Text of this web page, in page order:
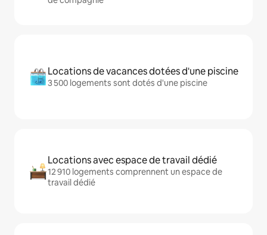
Locations de vacances dotées d'une piscine
3 500 logements sont dotés d'une piscine
Locations avec espace de travail dédié
12 910 logements comprennent un espace de
travail dédié